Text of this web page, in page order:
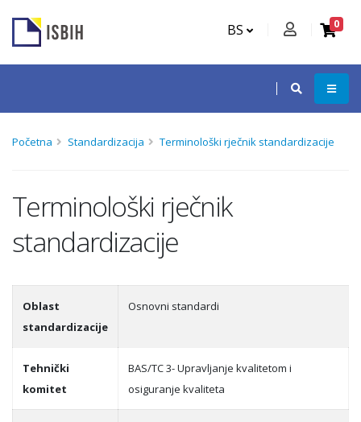
BS 0
Početna Standardizacija Terminološki rječnik standardizacije
Terminološki rječnik
standardizacije
Oblast
standardizacije
Osnovni standardi
Tehnički
komitet
BAS/TC 3- Upravljanje kvalitetom i
osiguranje kvaliteta